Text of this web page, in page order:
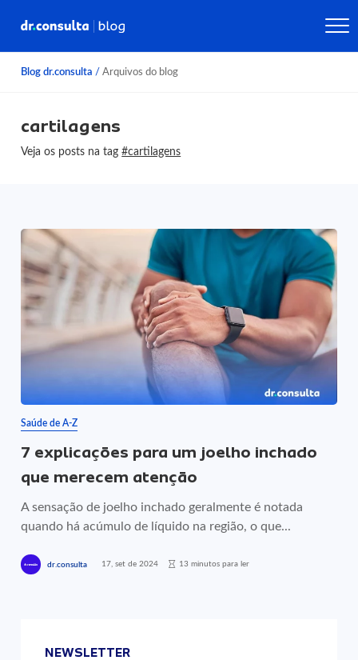
Blog dr.consulta / Arquivos do blog
cartilagens
Veja os posts na tag#cartilagens
Saúde de A-Z
7 explicações para um joelho inchado
que merecem atenção
A sensação de joelho inchado geralmente é notada
quando há acúmulo de líquido na região, o que...
dr.consulta 17, set de 2024 13 minutos para ler
NEWSLETTER